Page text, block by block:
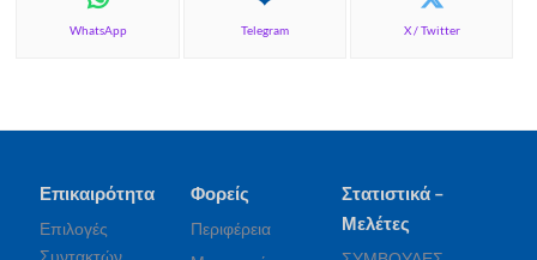
WhatsApp Telegram X / Twitter
Επικαιρότητα
Επιλογές
Συντακτών
Φορείς
Περιφέρεια
Στατιστικά –
Μελέτες